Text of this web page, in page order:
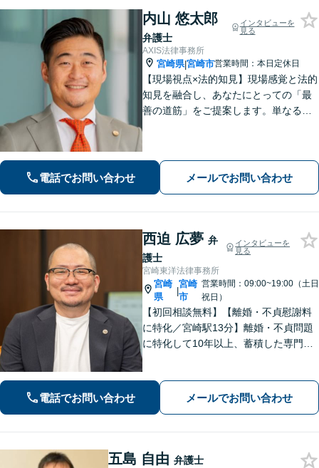
内山 悠太郎
弁護士
インタビューを
見る
AXIS法律事務所
宮崎県|宮崎市営業時間：本日定休日
【現場視点×法的知見】現場感覚と法的
知見を融合し、あなたにとっての「最
善の道筋」をご提案します。単なるリ
電話でお問い合わせ メールでお問い合わせ
西迫 広夢 弁
護士
インタビューを
見る
宮崎東洋法律事務所
宮崎
県
|
宮崎
市
営業時間：09:00~19:00（土日
祝日）
【初回相談無料】【離婚・不貞慰謝料
に特化／宮崎駅13分】離婚・不貞問題
に特化して10年以上、蓄積した専門知
な交渉で、あなたの新たな人生への一
歩を力強くサポートします。
電話でお問い合わせ メールでお問い合わせ
五島 自由 弁護士